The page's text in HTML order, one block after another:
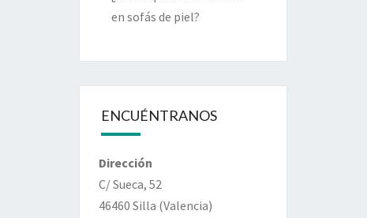
en sofás de piel?
ENCUÉNTRANOS
Dirección
C/ Sueca, 52
46460 Silla (Valencia)